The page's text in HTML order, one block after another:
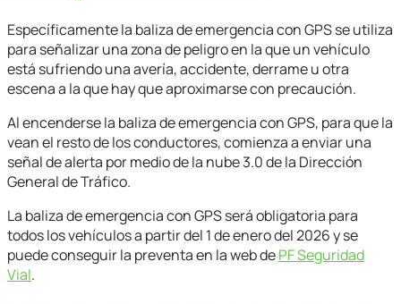
Específicamente la baliza de emergencia con GPS se utiliza
para señalizar una zona de peligro en la que un vehículo
está sufriendo una avería, accidente, derrame u otra
escena a la que hay que aproximarse con precaución.
Al encenderse la baliza de emergencia con GPS, para que la
vean el resto de los conductores, comienza a enviar una
señal de alerta por medio de la nube 3.0 de la Dirección
General de Tráfico.
La baliza de emergencia con GPS será obligatoria para
todos los vehículos a partir del 1 de enero del 2026 y se
puede conseguir la preventa en la web dePF Seguridad
Vial.